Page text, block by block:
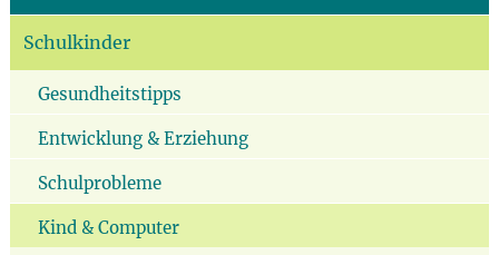
Schulkinder
Gesundheitstipps
Entwicklung & Erziehung
Schulprobleme
Kind & Computer